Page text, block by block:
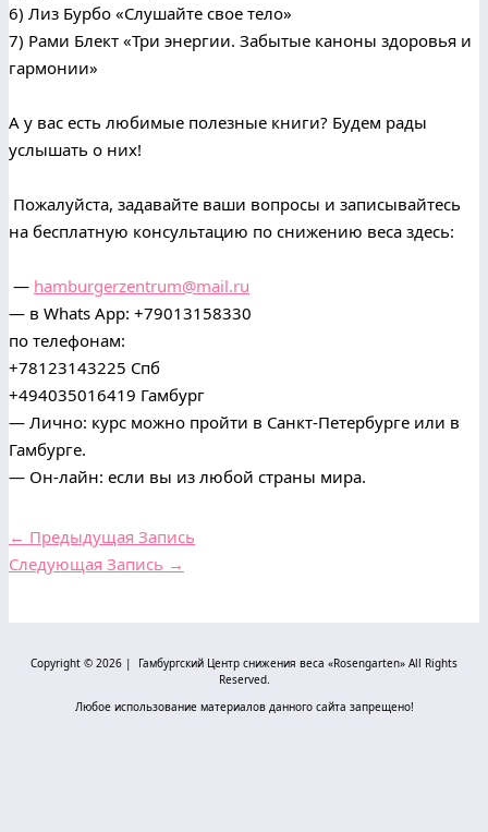
6) Лиз Бурбо «Слушайте свое тело»
7) Рами Блект «Три энергии. Забытые каноны здоровья и
гармонии»
А у вас есть любимые полезные книги? Будем рады
услышать о них!
Пожалуйста, задавайте ваши вопросы и записывайтесь
на бесплатную консультацию по снижению веса здесь:
— hamburgerzentrum@mail.ru
— в Whats App: +79013158330
по телефонам:
+78123143225 Спб
+494035016419 Гамбург
— Лично: курс можно пройти в Санкт-Петербурге или в
Гамбурге.
— Он-лайн: если вы из любой страны мира.
← Предыдущая Запись
Следующая Запись →
Copyright © 2026 | Гамбургский Центр снижения веса «Rosengarten» All Rights
Reserved.
Любое использование материалов данного сайта запрещено!